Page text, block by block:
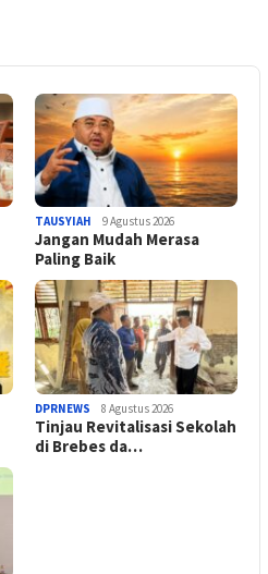
TAUSYIAH 9 Agustus 2026
Jangan Mudah Merasa
Paling Baik
DPRNEWS 8 Agustus 2026
Tinjau Revitalisasi Sekolah
di Brebes da…